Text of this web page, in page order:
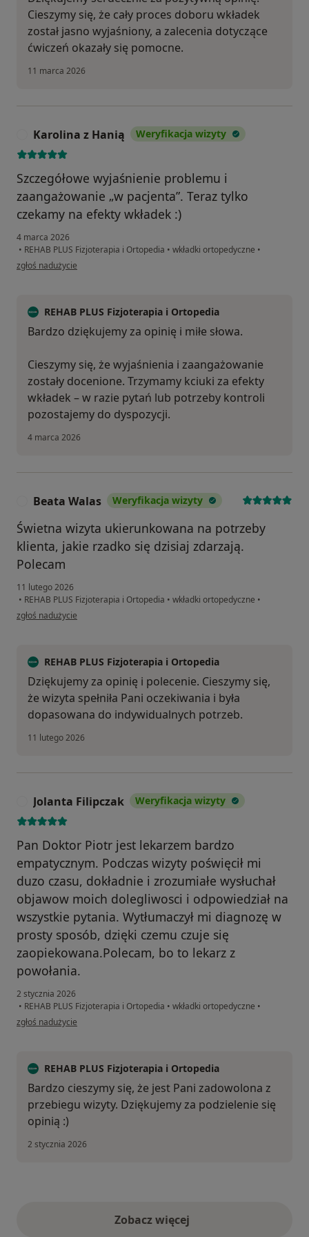
Cieszymy się, że cały proces doboru wkładek
został jasno wyjaśniony, a zalecenia dotyczące
ćwiczeń okazały się pomocne.
11 marca 2026
Karolina z Hanią Weryfikacja wizyty
Szczegółowe wyjaśnienie problemu i
zaangażowanie „w pacjenta”. Teraz tylko
czekamy na efekty wkładek :)
4 marca 2026
• REHAB PLUS Fizjoterapia i Ortopedia • wkładki ortopedyczne •
w opinii użytkownika Karolina z Hanią
zgłoś nadużycie
REHAB PLUS Fizjoterapia i Ortopedia
Bardzo dziękujemy za opinię i miłe słowa.
Cieszymy się, że wyjaśnienia i zaangażowanie
zostały docenione. Trzymamy kciuki za efekty
wkładek – w razie pytań lub potrzeby kontroli
pozostajemy do dyspozycji.
4 marca 2026
Beata Walas Weryfikacja wizyty
Świetna wizyta ukierunkowana na potrzeby
klienta, jakie rzadko się dzisiaj zdarzają.
Polecam
11 lutego 2026
• REHAB PLUS Fizjoterapia i Ortopedia • wkładki ortopedyczne •
w opinii użytkownika Beata Walas
zgłoś nadużycie
REHAB PLUS Fizjoterapia i Ortopedia
Dziękujemy za opinię i polecenie. Cieszymy się,
że wizyta spełniła Pani oczekiwania i była
dopasowana do indywidualnych potrzeb.
11 lutego 2026
Jolanta Filipczak Weryfikacja wizyty
Pan Doktor Piotr jest lekarzem bardzo
empatycznym. Podczas wizyty poświęcił mi
duzo czasu, dokładnie i zrozumiałe wysłuchał
objawow moich dolegliwosci i odpowiedział na
wszystkie pytania. Wytłumaczył mi diagnozę w
prosty sposób, dzięki czemu czuje się
zaopiekowana.Polecam, bo to lekarz z
powołania.
2 stycznia 2026
• REHAB PLUS Fizjoterapia i Ortopedia • wkładki ortopedyczne •
w opinii użytkownika Jolanta Filipczak
zgłoś nadużycie
REHAB PLUS Fizjoterapia i Ortopedia
Bardzo cieszymy się, że jest Pani zadowolona z
przebiegu wizyty. Dziękujemy za podzielenie się
opinią :)
2 stycznia 2026
Zobacz więcejopinie powyżej